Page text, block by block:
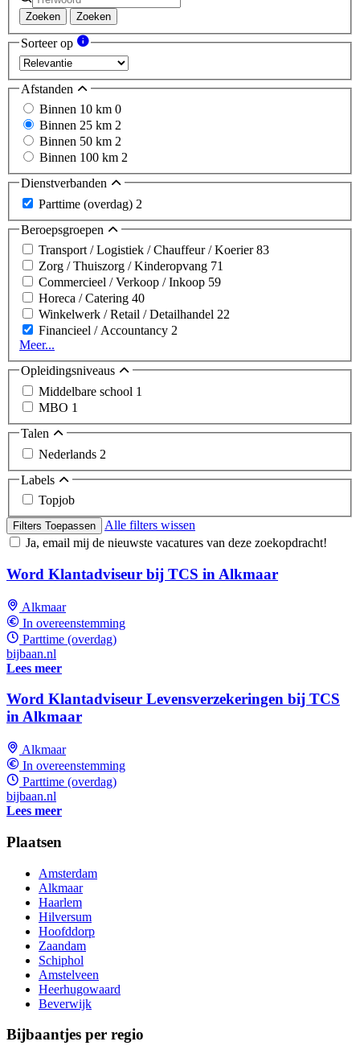
Zoeken Zoeken
Sorteer op
Afstanden
Binnen 10 km 0
Binnen 25 km 2
Binnen 50 km 2
Binnen 100 km 2
Dienstverbanden
Parttime (overdag) 2
Beroepsgroepen
Transport / Logistiek / Chauffeur / Koerier83
Zorg / Thuiszorg / Kinderopvang 71
Commercieel / Verkoop / Inkoop 59
Horeca / Catering 40
Winkelwerk / Retail / Detailhandel 22
Financieel / Accountancy 2
Meer...
Opleidingsniveaus
Middelbare school 1
MBO 1
Talen
Nederlands 2
Labels
Topjob
Filters Toepassen
Alle filters wissen
Ja, email mij de nieuwste vacatures van deze zoekopdracht!
Word Klantadviseur bij TCS in Alkmaar
Alkmaar
In overeenstemming
Parttime (overdag)
bijbaan.nl
Lees meer
Word Klantadviseur Levensverzekeringen bij TCS
in Alkmaar
Alkmaar
In overeenstemming
Parttime (overdag)
bijbaan.nl
Lees meer
Plaatsen
Amsterdam
Alkmaar
Haarlem
Hilversum
Hoofddorp
Zaandam
Schiphol
Amstelveen
Heerhugowaard
Beverwijk
Bijbaantjes per regio